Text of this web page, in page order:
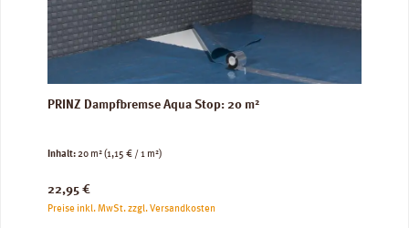
PRINZ Dampfbremse Aqua Stop: 20 m²
Inhalt:20 m²(1,15 € / 1 m²)
Regulärer Preis:
22,95 €
Preise inkl. MwSt. zzgl. Versandkosten